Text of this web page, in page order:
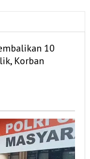
Kinerja
10
Korban